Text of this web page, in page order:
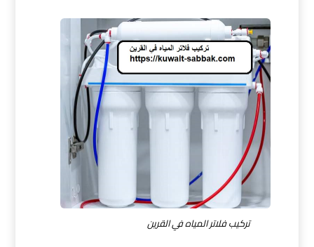
تركيب فلاتر المياه في القرين